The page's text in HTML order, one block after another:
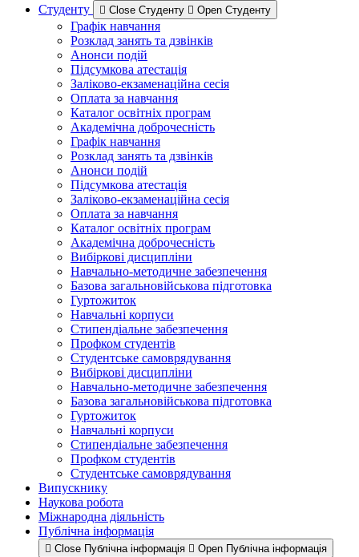
Студенту
Close Студенту Open Студенту
Графік навчання
Розклад занять та дзвінків
Анонси подій
Підсумкова атестація
Заліково-екзаменаційна сесія
Оплата за навчання
Каталог освітніх програм
Академічна доброчесність
Графік навчання
Розклад занять та дзвінків
Анонси подій
Підсумкова атестація
Заліково-екзаменаційна сесія
Оплата за навчання
Каталог освітніх програм
Академічна доброчесність
Вибіркові дисципліни
Навчально-методичне забезпечення
Базова загальновійськова підготовка
Гуртожиток
Навчальні корпуси
Стипендіальне забезпечення
Профком студентів
Студентське самоврядування
Вибіркові дисципліни
Навчально-методичне забезпечення
Базова загальновійськова підготовка
Гуртожиток
Навчальні корпуси
Стипендіальне забезпечення
Профком студентів
Студентське самоврядування
Випускнику
Наукова робота
Міжнародна діяльність
Публічна інформація
Close Публічна інформація Open Публічна інформація